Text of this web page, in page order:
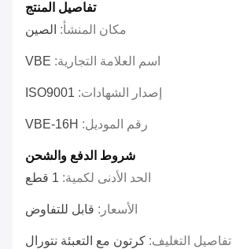
تفاصيل المنتج
مكان المنشأ: الصين
اسم العلامة التجارية: VBE
إصدار الشهادات: ISO9001
رقم الموديل: VBE-16H
شروط الدفع والشحن
الحد الأدنى لكمية: 1 قطع
الأسعار: قابل للتفاوض
تفاصيل التغليف: كرتون مع التعبئة نتورال